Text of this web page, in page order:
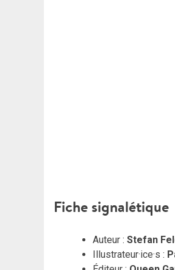
Fiche signalétique
Auteur : Stefan
Illustrateur·ice·s :